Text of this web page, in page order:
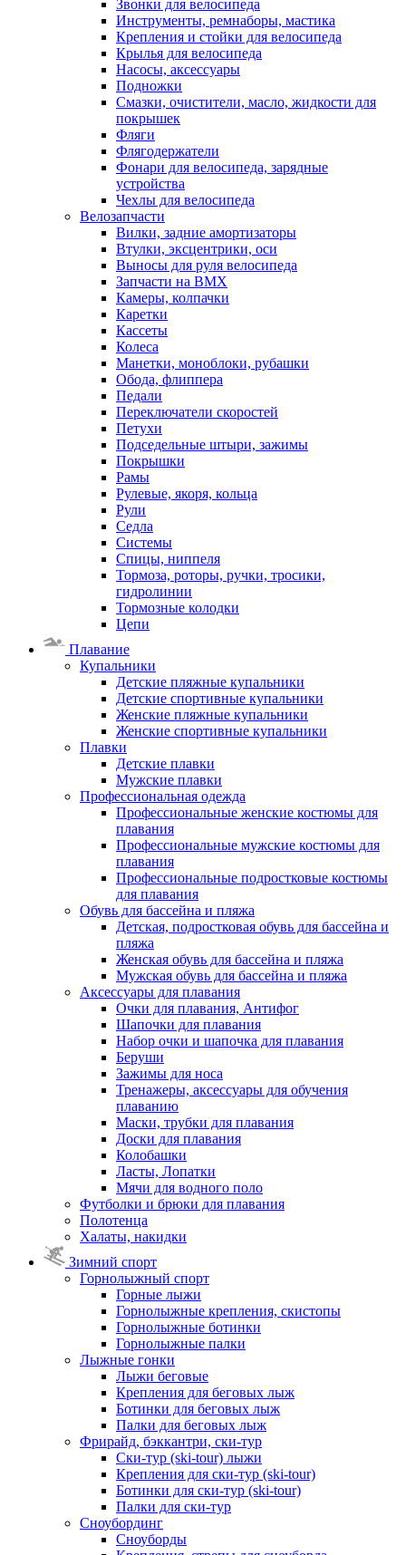
Звонки для велосипеда
Инструменты, ремнаборы, мастика
Крепления и стойки для велосипеда
Крылья для велосипеда
Насосы, аксессуары
Подножки
Смазки, очистители, масло, жидкости для
покрышек
Фляги
Флягодержатели
Фонари для велосипеда, зарядные
устройства
Чехлы для велосипеда
Велозапчасти
Вилки, задние амортизаторы
Втулки, эксцентрики, оси
Выносы для руля велосипеда
Запчасти на BMX
Камеры, колпачки
Каретки
Кассеты
Колеса
Манетки, моноблоки, рубашки
Обода, флиппера
Педали
Переключатели скоростей
Петухи
Подседельные штыри, зажимы
Покрышки
Рамы
Рулевые, якоря, кольца
Рули
Седла
Системы
Спицы, ниппеля
Тормоза, роторы, ручки, тросики,
гидролинии
Тормозные колодки
Цепи
Плавание
Купальники
Детские пляжные купальники
Детские спортивные купальники
Женские пляжные купальники
Женские спортивные купальники
Плавки
Детские плавки
Мужские плавки
Профессиональная одежда
Профессиональные женские костюмы для
плавания
Профессиональные мужские костюмы для
плавания
Профессиональные подростковые костюмы
для плавания
Обувь для бассейна и пляжа
Детская, подростковая обувь для бассейна и
пляжа
Женская обувь для бассейна и пляжа
Мужская обувь для бассейна и пляжа
Аксессуары для плавания
Очки для плавания, Антифог
Шапочки для плавания
Набор очки и шапочка для плавания
Беруши
Зажимы для носа
Тренажеры, аксессуары для обучения
плаванию
Маски, трубки для плавания
Доски для плавания
Колобашки
Ласты, Лопатки
Мячи для водного поло
Футболки и брюки для плавания
Полотенца
Халаты, накидки
Зимний спорт
Горнолыжный спорт
Горные лыжи
Горнолыжные крепления, скистопы
Горнолыжные ботинки
Горнолыжные палки
Лыжные гонки
Лыжи беговые
Крепления для беговых лыж
Ботинки для беговых лыж
Палки для беговых лыж
Фрирайд, бэккантри, ски-тур
Ски-тур (ski-tour) лыжи
Крепления для ски-тур (ski-tour)
Ботинки для ски-тур (ski-tour)
Палки для ски-тур
Сноубординг
Сноуборды